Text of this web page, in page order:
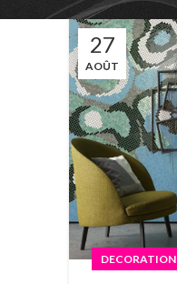
27
AOÛT
DECORATION